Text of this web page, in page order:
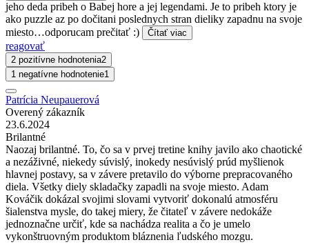
jeho deda pribeh o Babej hore a jej legendami. Je to pribeh ktory je
ako puzzle az po dočitani poslednych stran dieliky zapadnu na svoje
miesto…odporucam prečitať :)
Čítať viac
reagovať
2 pozitívne hodnotenia2
1 negatívne hodnotenie1
Patrícia Neupauerová
Overený zákazník
23.6.2024
Brilantné
Naozaj brilantné. To, čo sa v prvej tretine knihy javilo ako chaotické
a nezáživné, niekedy súvislý, inokedy nesúvislý prúd myšlienok
hlavnej postavy, sa v závere pretavilo do výborne prepracovaného
diela. Všetky diely skladačky zapadli na svoje miesto. Adam
Kováčik dokázal svojimi slovami vytvoriť dokonalú atmosféru
šialenstva mysle, do takej miery, že čitateľ v závere nedokáže
jednoznačne určiť, kde sa nachádza realita a čo je umelo
vykonštruovným produktom bláznenia ľudského mozgu.